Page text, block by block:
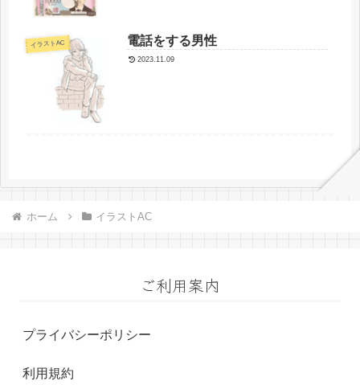
イラストAC 電話をする男性
2023.11.09
ホーム イラストAC
ご利用案内
プライバシーポリシー
利用規約